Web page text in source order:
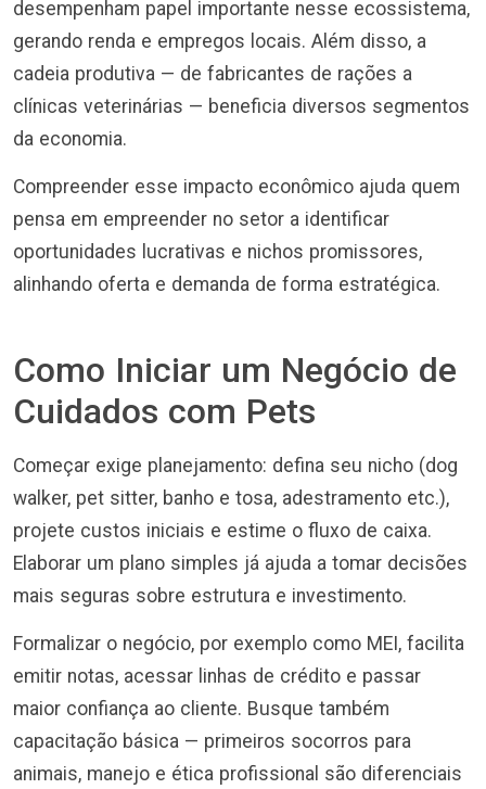
desempenham papel importante nesse ecossistema,
gerando renda e empregos locais. Além disso, a
cadeia produtiva — de fabricantes de rações a
clínicas veterinárias — beneficia diversos segmentos
da economia.
Compreender esse impacto econômico ajuda quem
pensa em empreender no setor a identificar
oportunidades lucrativas e nichos promissores,
alinhando oferta e demanda de forma estratégica.
Como Iniciar um Negócio de
Cuidados com Pets
Começar exige planejamento: defina seu nicho (dog
walker, pet sitter, banho e tosa, adestramento etc.),
projete custos iniciais e estime o fluxo de caixa.
Elaborar um plano simples já ajuda a tomar decisões
mais seguras sobre estrutura e investimento.
Formalizar o negócio, por exemplo como MEI, facilita
emitir notas, acessar linhas de crédito e passar
maior confiança ao cliente. Busque também
capacitação básica — primeiros socorros para
animais, manejo e ética profissional são diferenciais